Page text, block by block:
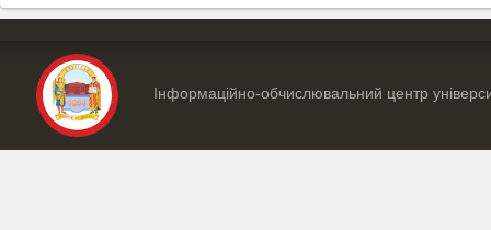
Інформаційно-обчислювальний центр